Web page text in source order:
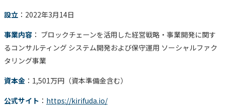
設立 ：2022年3月14日
事業内容 ： ブロックチェーンを活用した経営戦略・事業開発に関す
るコンサルティング システム開発および保守運用 ソーシャルファク
タリング事業
資本金 ：1,501万円（資本準備金含む）
公式サイト ： https://kirifuda.io/